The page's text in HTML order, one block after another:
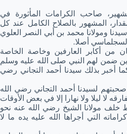
صاحب الكرامات المأثورة في
المشهور بالصلاح الكامل عند كل
ومولانا محمد بن أبي النصر العلوي
أصلا.
من أكابر العارفين وخاصة الخاصة
ضمن لهم النبي صلى الله عليه وسلم
كما أخبر بذلك سيدنا أحمد التجاني رضي
لسيدنا أحمد التجاني رضي الله
لا ليلا ولا نهارا إلا في بعض الأوقات
خلف مولانا الشيخ رضي الله عنه نحو
التي أجراها الله عليه يده ما لا